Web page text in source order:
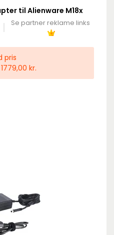
til Alienware M18x
Se partner reklame links
pris
kr.